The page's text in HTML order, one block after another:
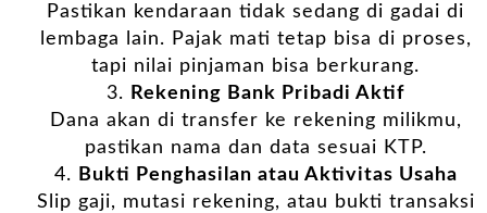
Pastikan kendaraan tidak sedang di gadai di
lembaga lain. Pajak mati tetap bisa di proses,
tapi nilai pinjaman bisa berkurang.
Rekening Bank Pribadi Aktif
Dana akan di transfer ke rekening milikmu,
pastikan nama dan data sesuai KTP.
Bukti Penghasilan atau Aktivitas Usaha
Slip gaji, mutasi rekening, atau bukti transaksi